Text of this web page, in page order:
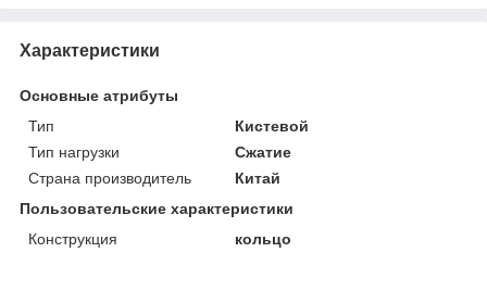
Характеристики
Основные атрибуты
Тип
Кистевой
Тип нагрузки
Сжатие
Страна производитель
Китай
Пользовательские характеристики
Конструкция
кольцо